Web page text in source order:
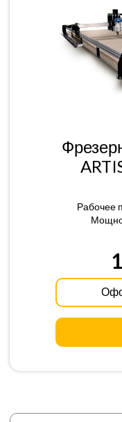
Рабочее